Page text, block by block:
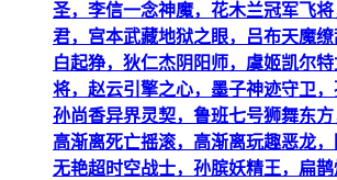
圣，李信一念神魔，花木兰冠军飞
君，宫本武藏地狱之眼，吕布天魔缭
白起狰，狄仁杰阴阳师，虞姬凯尔
将，赵云引擎之心，墨子神迹守卫，
孙尚香异界灵契，鲁班七号狮舞东方
高渐离死亡摇滚，高渐离玩趣恶龙
无艳超时空战士，孙膑妖精王，扁